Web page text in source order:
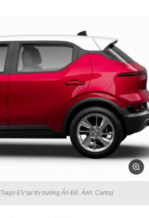
EV tại thị trường Ấn Độ. Ảnh: Cartoq